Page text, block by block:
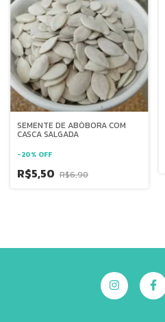
SEMENTE DE ABÓBORA COM
CASCA SALGADA
-20% OFF
R$5,50 R$6,90